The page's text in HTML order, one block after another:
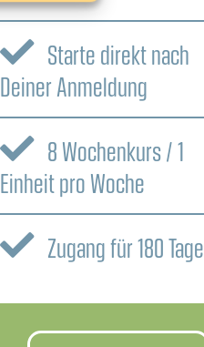
Starte direkt nach
Deiner Anmeldung
8 Wochenkurs / 1
Einheit pro Woche
Zugang für 180 Tage